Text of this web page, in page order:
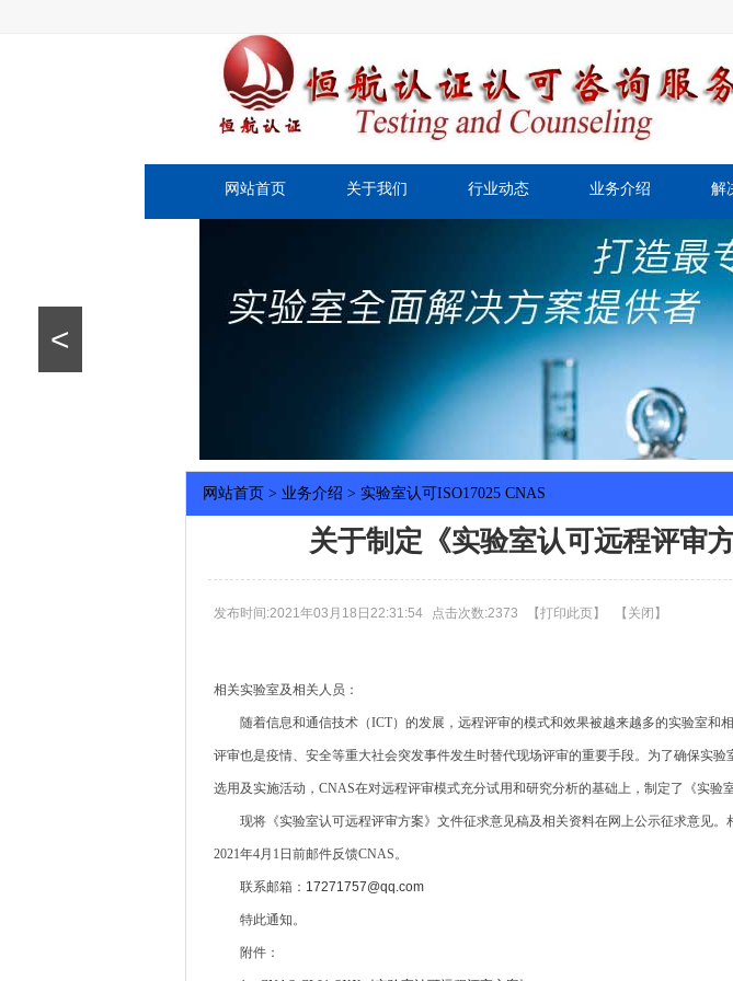
网站首页 关于我们 行业动态 业务介绍 解
<
网站首页 > 业务介绍 > 实验室认可ISO17025 CNAS
关于制定《实验室认可远程评审
发布时间:2021年03月18日22:31:54 点击次数:2373 【打印此页】 【 关闭 】
相关实验室及相关人员：
随着信息和通信技术（ICT）的发展，远程评审的模式和效果被越来越多的实验室和
评审也是疫情、安全等重大社会突发事件发生时替代现场评审的重要手段。为了确保实
选用及实施活动，CNAS在对远程评审模式充分试用和研究分析的基础上，制定了《实验
现将《实验室认可远程评审方案》文件征求意见稿及相关资料在网上公示征求意见。
2021年4月1日前邮件反馈CNAS。
联系邮箱： 17271757@qq.com
特此通知。
附件：